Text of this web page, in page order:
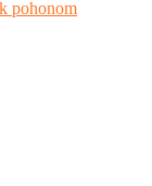
pohonom